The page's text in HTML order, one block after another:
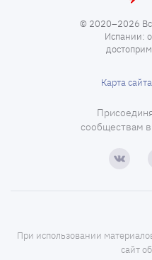
© 2020–2026
Испании:
Карта сайта
сообществам
При использовании
сайт